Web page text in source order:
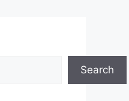
Search